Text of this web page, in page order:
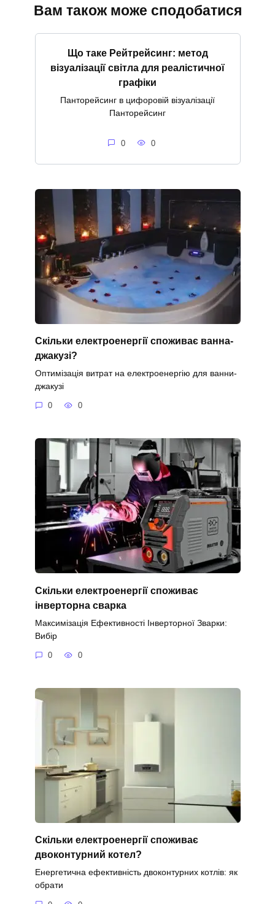
Вам також може сподобатися
Що таке Рейтрейсинг: метод
візуалізації світла для реалістичної
графіки
Панторейсинг в цифоровій візуалізації
Панторейсинг
0 0
Скільки електроенергії споживає ванна-
джакузі?
Оптимізація витрат на електроенергію для ванни-
джакузі
0 0
Скільки електроенергії споживає
інверторна сварка
Максимізація Ефективності Інверторної Зварки:
Вибір
0 0
Скільки електроенергії споживає
двоконтурний котел?
Енергетична ефективність двоконтурних котлів: як
обрати